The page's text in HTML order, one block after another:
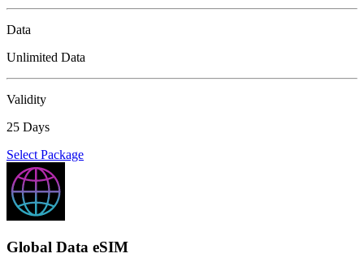
Data
Unlimited Data
Validity
25 Days
Select Package
Global Data eSIM